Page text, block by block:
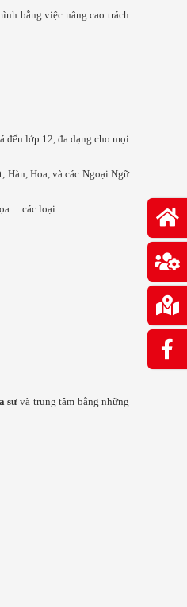
bằng việc nâng cao trách
lớp 12, đa dạng cho mọi
Hàn, Hoa, và các Ngoại Ngữ
các loại.
sưvà trung tâm bằng những